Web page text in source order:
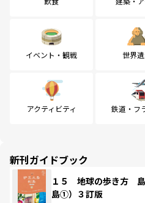
イベント・観戦 世界
アクティビティ 鉄道・フ
新刊ガイドブック
１５ 地球の歩き方
島①）３訂版